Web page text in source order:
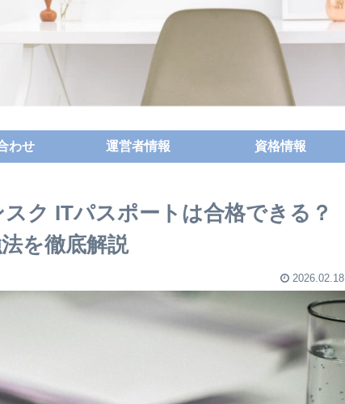
わせ 運営者情報 資格情報
スク ITパスポートは合格できる？
を徹底解説
2026.02.18